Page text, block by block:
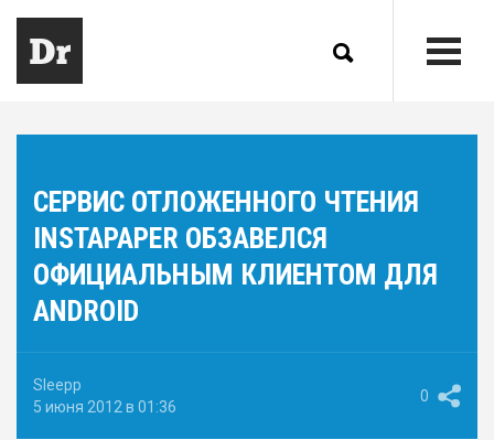
СЕРВИС ОТЛОЖЕННОГО ЧТЕНИЯ
INSTAPAPER ОБЗАВЕЛСЯ
ОФИЦИАЛЬНЫМ КЛИЕНТОМ ДЛЯ
ANDROID
Sleepp
5 июня 2012 в 01:36
0